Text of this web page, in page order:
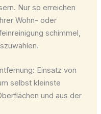
Nur so erreichen
Wohn- oder
schimmel,
Einsatz von
selbst kleinste
und aus der